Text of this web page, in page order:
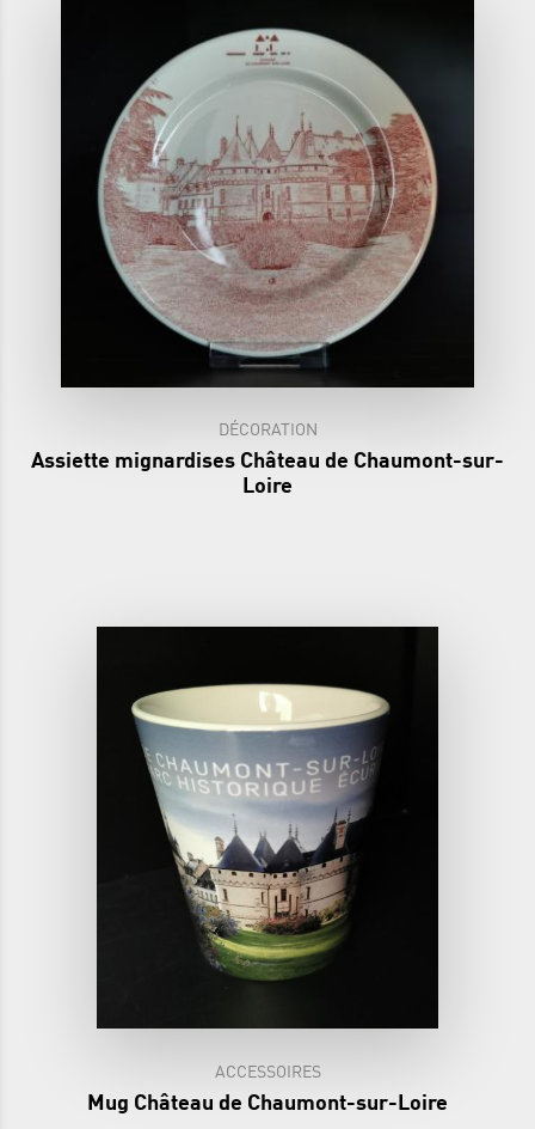
DÉCORATION
Assiette mignardises Château de Chaumont-sur-
Loire
ACCESSOIRES
Mug Château de Chaumont-sur-Loire